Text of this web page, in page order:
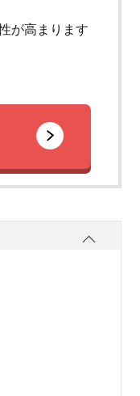
が高まります